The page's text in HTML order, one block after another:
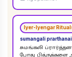
Iyer-Iyengar
sumangali prarthanai
சுமங்கலி ப்ரார்த்தனா. 5 பெண்டுகள் + கண்யா பெண்.
போது பித்ருக்களை